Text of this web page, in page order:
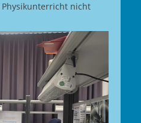
nicht